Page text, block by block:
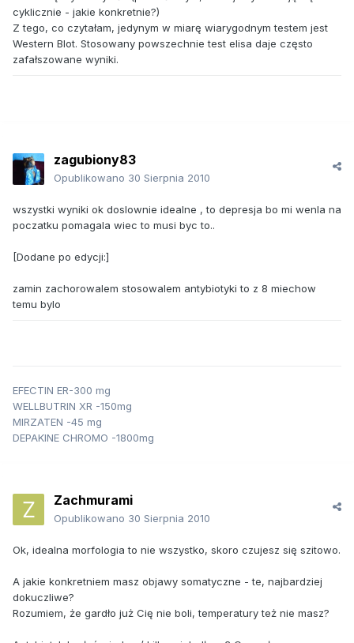
cyklicznie - jakie konkretnie?)
Z tego, co czytałam, jedynym w miarę wiarygodnym testem jest
Western Blot. Stosowany powszechnie test elisa daje często
zafałszowane wyniki.
zagubiony83
Opublikowano 30 Sierpnia 2010
wszystki wyniki ok doslownie idealne , to depresja bo mi wenla na
poczatku pomagala wiec to musi byc to..
[Dodane po edycji:]
zamin zachorowalem stosowalem antybiotyki to z 8 miechow
temu bylo
EFECTIN ER-300 mg
WELLBUTRIN XR -150mg
MIRZATEN -45 mg
DEPAKINE CHROMO -1800mg
Zachmurami
Opublikowano 30 Sierpnia 2010
Ok, idealna morfologia to nie wszystko, skoro czujesz się szitowo.
A jakie konkretniem masz objawy somatyczne - te, najbardziej
dokuczliwe?
Rozumiem, że gardło już Cię nie boli, temperatury też nie masz?